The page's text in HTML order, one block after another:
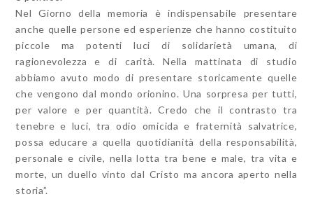
Nel Giorno della memoria è indispensabile presentare
anche quelle persone ed esperienze che hanno costituito
piccole ma potenti luci di solidarietà umana, di
ragionevolezza e di carità. Nella mattinata di studio
abbiamo avuto modo di presentare storicamente quelle
che vengono dal mondo orionino. Una sorpresa per tutti,
per valore e per quantità. Credo che il contrasto tra
tenebre e luci, tra odio omicida e fraternità salvatrice,
possa educare a quella quotidianità della responsabilità,
personale e civile, nella lotta tra bene e male, tra vita e
morte, un duello vinto dal Cristo ma ancora aperto nella
storia”.